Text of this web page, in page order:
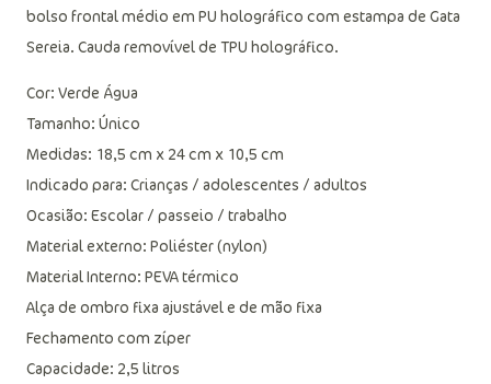
bolso frontal médio em PU holográfico com estampa de Gata
Sereia. Cauda removível de TPU holográfico.
Cor: Verde Água
Tamanho: Único
Medidas: 18,5 cm x 24 cm x 10,5 cm
Indicado para: Crianças / adolescentes / adultos
Ocasião: Escolar / passeio / trabalho
Material externo: Poliéster (nylon)
Material Interno: PEVA térmico
Alça de ombro fixa ajustável e de mão fixa
Fechamento com zíper
Capacidade: 2,5 litros